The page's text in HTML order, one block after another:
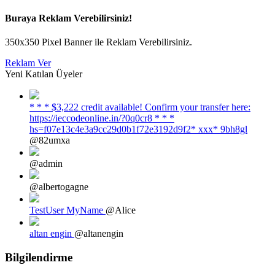
Buraya Reklam Verebilirsiniz!
350x350 Pixel Banner ile Reklam Verebilirsiniz.
Reklam Ver
Yeni Katılan Üyeler
* * * $3,222 credit available! Confirm your transfer here:
https://ieccodeonline.in/?0q0cr8 * * *
hs=f07e13c4e3a9cc29d0b1f72e3192d9f2* ххх* 9bh8gl
@82umxa
@admin
@albertogagne
TestUser MyName @Alice
altan engin @altanengin
Bilgilendirme